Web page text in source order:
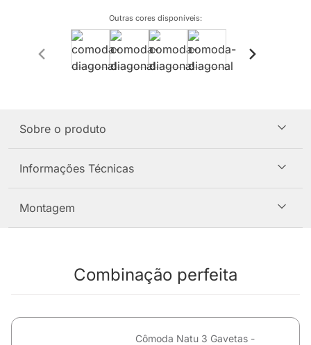
Outras cores disponíveis:
Sobre o produto
Informações Técnicas
Montagem
Combinação perfeita
Cômoda Natu 3 Gavetas -